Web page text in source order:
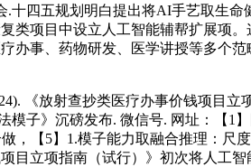
.十四五规划明白提出将AI手艺取生
类项目中设立人工智能辅帮扩展项
办事、药物研发、医学讲授等多个
《放射查抄类医疗办事价钱项目立
模子》沉磅发布. 微信号. 网址：【1
，【5】1.模子能力取融合推理：
目立项指南（试行）》初次将人工